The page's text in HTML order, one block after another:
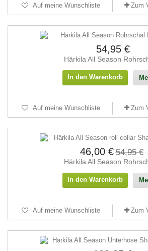
Auf meine Wunschliste Zum
54,95 €
Härkila All Season
In den Warenkorb
Auf meine Wunschliste Zum
46,00 € 54,95 €
Härkila All Season
In den Warenkorb
Auf meine Wunschliste Zum